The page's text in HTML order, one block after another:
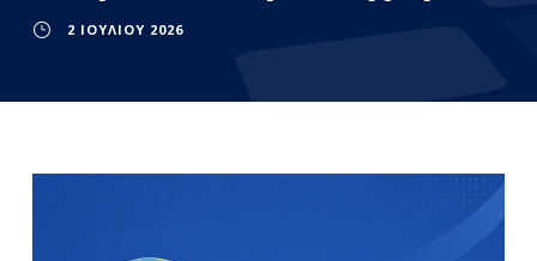
2 ΙΟΥΛΊΟΥ 2026